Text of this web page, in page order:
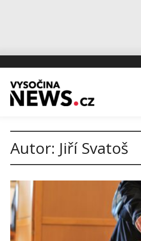
Autor: Jiří Svatoš